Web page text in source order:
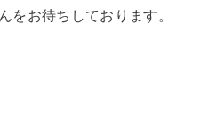
をお待ちしております。